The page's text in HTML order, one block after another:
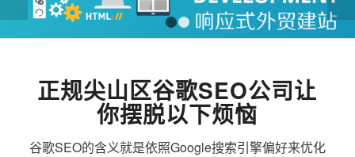
1 2
正规尖山区谷歌SEO公司让
你摆脱以下烦恼
谷歌SEO的含义就是依照Google搜索引擎偏好来优化